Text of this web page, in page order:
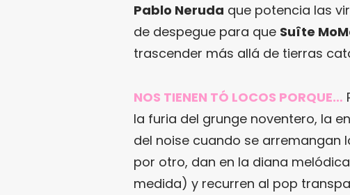
Pablo Neruda que potencia las
de despegue para que Suîte
trascender más allá de tierras
NOS TIENEN TÓ LOCOS PORQUE…
la furia del grunge noventero, la
del noise cuando se arremangan
por otro, dan en la diana
medida) y recurren al pop